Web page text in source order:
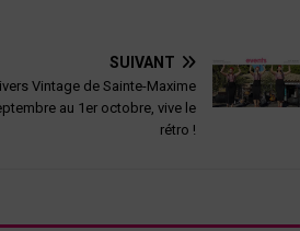
SUIVANT
Vintage de Sainte-Maxime
au 1er octobre, vive le
rétro !